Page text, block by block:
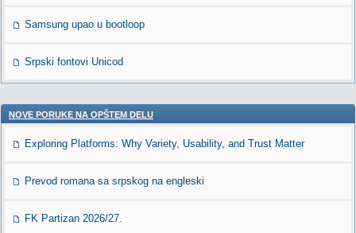
Samsung upao u bootloop
Srpski fontovi Unicod
NOVE PORUKE NA OPŠTEM DELU
Exploring Platforms: Why Variety, Usability, and Trust Matter
Prevod romana sa srpskog na engleski
FK Partizan 2026/27.